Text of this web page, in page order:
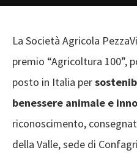
La Società Agricola
premio “Agricoltura 100”,
posto in Italia per
benessere animale e
riconoscimento,
della Valle, sede di